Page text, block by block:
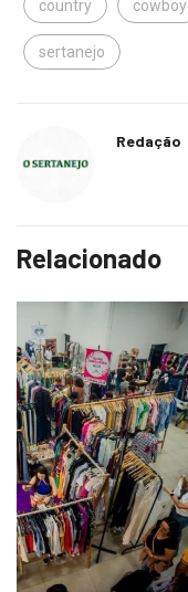
country cowboy
sertanejo
Redação
Relacionado
POLÍTICA